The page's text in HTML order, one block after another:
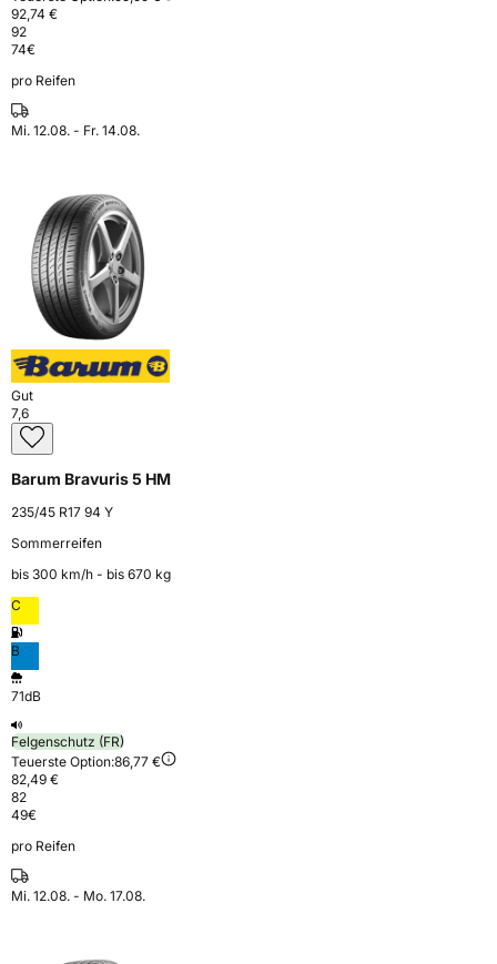
92,74 €
92
74€
pro Reifen
Mi. 12.08. - Fr. 14.08.
Gut
7,6
Barum Bravuris 5 HM
235/45 R17 94 Y
Sommerreifen
bis 300 km⁠/⁠h - bis 670 kg
C
B
71dB
Felgenschutz (FR)
Teuerste Option:86,77 €
82,49 €
82
49€
pro Reifen
Mi. 12.08. - Mo. 17.08.